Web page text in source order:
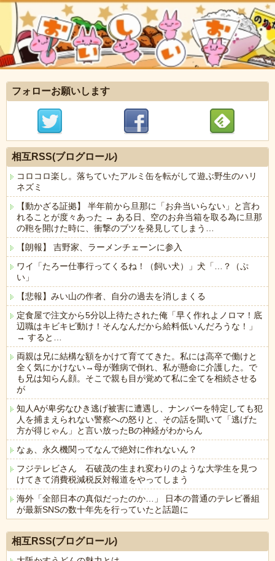
フォローお願いします
相互RSS(ブログロール)
コロコロ楽し。落ちていたアルミ缶を転がして遊ぶ野生のハリ
ネズミ
【動かざる証拠】 半年前から旦那に「お弁当いらない」と言わ
れることが度々あった → ある日、空のお弁当箱を取る為に旦那
の鞄を開けた時に、衝撃のブツを発見してしまう…
【朗報】 吉野家、ラーメンチェーンに参入
ワイ「たろー仕事行ってくるね！（飼い犬）」犬「…？（ぷ
い」
【悲報】みい山の作者、自分の過去を消しまくる
定食屋で注文から5分以上待たされた俺「早く作れよノロマ！底
辺職はキビキビ動け！そんなんだから給料低いんだろうな！」
→ すると…
両親は兄に結構な額をかけて育ててきた。私には高卒で働けと
全く気にかけない→母が難病で倒れ、私が懸命に介護した。で
も兄は知らん顔。そこで親も目が覚めて私に全てを相続させる
が
知人Aが卑劣なひき逃げ被害に遭遇し、ナンバーを特定しても犯
人を捕まえられない警察への怒りと、その話を聞いて「逃げた
方が得じゃん」と言い放ったBの神経がわからん
なぁ、永久機関ってなんで絶対に作れないん？
フジテレビさん 石破茂の生まれ変わりのような大学生を見つ
けてきて消費税減税反対報道をやってしまう
海外「全部日本の真似だったのか…」 日本の普通のテレビ番組
が最新SNSの数十年先を行っていたと話題に
相互RSS(ブログロール)